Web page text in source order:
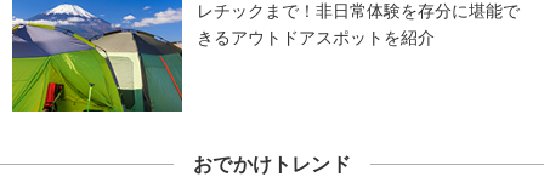
レチックまで！非日常体験を存分に堪能で
きるアウトドアスポットを紹介
おでかけトレンド